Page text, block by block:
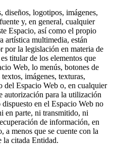
diseños, logotipos, imágenes,
y, en general, cualquier
Espacio, así como el propio
artística multimedia, están
por la legislación en materia de
titular de los elementos que
Web, lo menús, botones de
imágenes, texturas,
del Espacio Web o, en cualquier
autorización para la utilización
en el Espacio Web no
en parte, ni transmitido, ni
de información, en
menos que se cuente con la
la citada Entidad.